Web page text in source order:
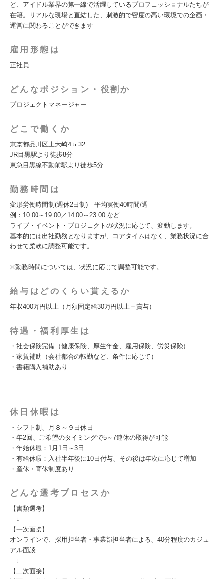
ど、アイドル業界の第一線で活躍しているプロフェッショナルたちが
在籍。リアルな現場と直結した、刺激的で密度の高い環境での企画・
運営に関わることができます
雇用形態は
正社員
どんなポジション・役割か
プロジェクトマネージャー
どこで働くか
東京都品川区上大崎4-5-32
JR目黒駅より徒歩8分
東急目黒線不動前駅より徒歩5分
勤務時間は
変形労働時間制(週休2日制) 平均実働40時間/週
例：10:00～19:00／14:00～23:00 など
ライブ・イベント・プロジェクトの状況に応じて、変動します。
基本的には出社勤務となりますが、コアタイムはなく、業務状況に合
わせて柔軟に調整可能です。
※勤務時間については、状況に応じて調整可能です。
給与はどのくらい貰えるか
年収400万円以上（月額固定給30万円以上＋賞与）
待遇・福利厚生は
・社会保険完備（健康保険、厚生年金、雇用保険、労災保険）
・家賃補助（会社都合の転勤など、条件に応じて）
・書籍購入補助あり
休日休暇は
・シフト制、月８～９日休日
・年2回、ご希望のタイミングで5～7連休の取得が可能
・年始休暇：1月1日～3日
・有給休暇：入社半年後に10日付与、その後は年次に応じて増加
・産休・育休制度あり
どんな選考プロセスか
【書類選考】
↓
【一次面接】
オンラインで、採用担当者・事業部担当者による、40分程度のカジュ
アル面談
↓
【二次面接】